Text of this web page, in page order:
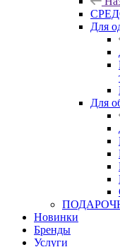
Для
Для
Новинки
Бренды
Услуги